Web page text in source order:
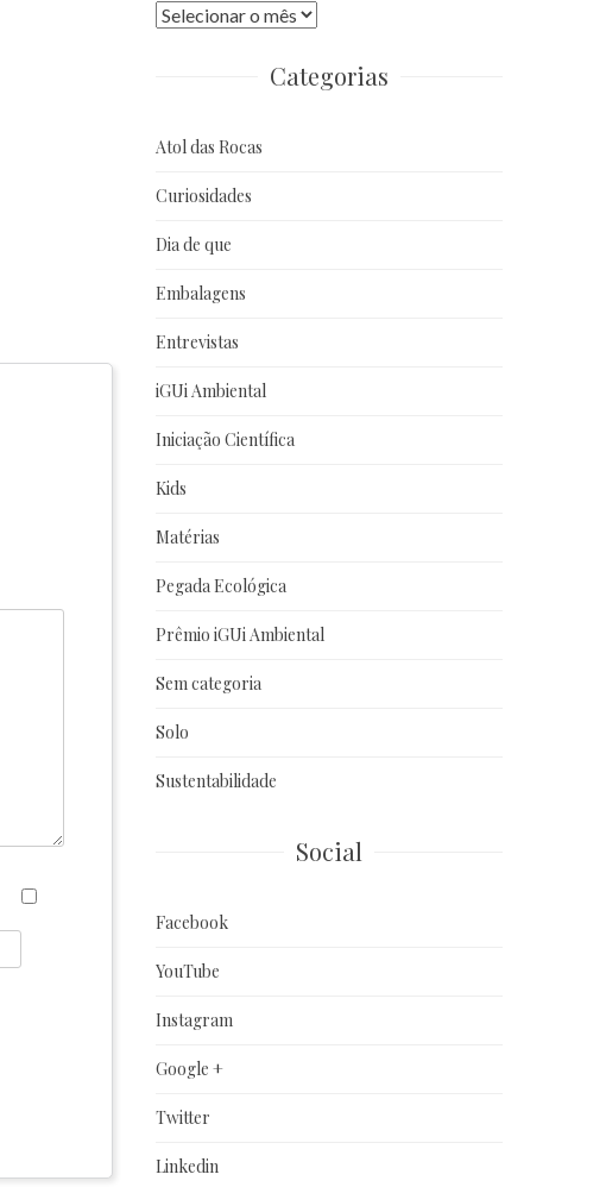
Publicações
Categorias
Atol das Rocas
Curiosidades
Dia de que
Embalagens
Entrevistas
iGUi Ambiental
Iniciação Científica
Kids
Matérias
Pegada Ecológica
Prêmio iGUi Ambiental
Sem categoria
Solo
Sustentabilidade
Social
Facebook
YouTube
Instagram
Google +
Twitter
Linkedin